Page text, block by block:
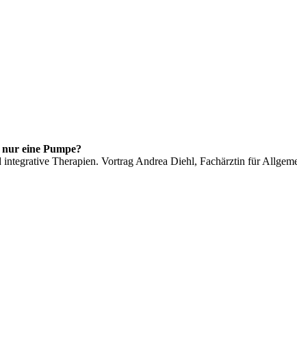
eine Pumpe?
Therapien. Vortrag Andrea Diehl, Fachärztin für